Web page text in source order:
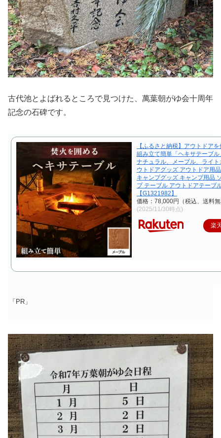
古代池とよばれるところで見つけた、萬葉朝がゆ会十周年
記念の石碑です。
【ふるさと納税】アウトドア
組み立て簡単「ヘキサテーブル
ナチュラル、メープル、ライ
ウトドアグッズ アウトドア用
キャンプグッズ キャンプ用品
プ テーブル アウトドアテーブ
【G1321982】
価格：78,000円（税込、送料
(2025/11/30時点)
楽
「PR」